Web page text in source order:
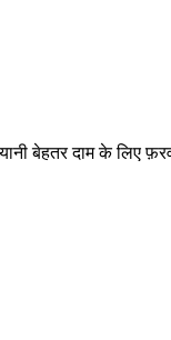
बेहतर दाम के लिए